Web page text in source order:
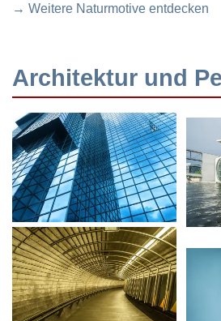
→ Weitere Naturmotive entdecken
Architektur und